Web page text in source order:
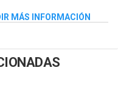
MÁS INFORMACIÓN